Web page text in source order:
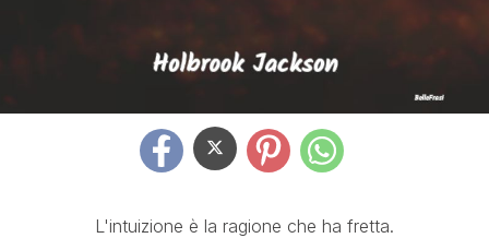
L'intuizione è la ragione che ha fretta.